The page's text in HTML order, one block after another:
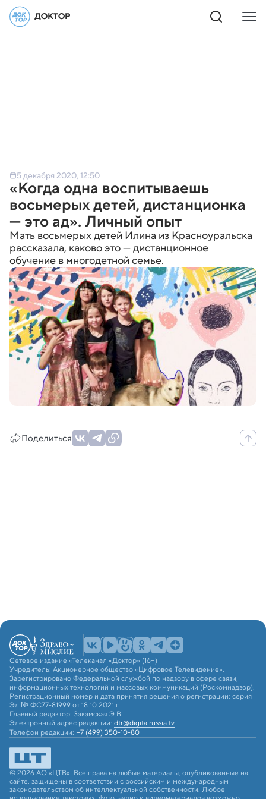
5 декабря 2020, 12:50
«Когда одна воспитываешь
восьмерых детей, дистанционка
— это ад». Личный опыт
Мать восьмерых детей Илина из Красноуральска
рассказала, каково это — дистанционное
обучение в многодетной семье.
Поделиться
Сетевое издание «Телеканал «Доктор» (16+)
Учредитель: Акционерное общество «Цифровое Телевидение».
Зарегистрировано Федеральной службой по надзору в сфере связи,
информационных технологий и массовых коммуникаций (Роскомнадзор).
Регистрационный номер и дата принятия решения о регистрации: серия
Эл № ФС77-81999 от 18.10.2021 г.
Главный редактор: Закамская Э.В.
Электронный адрес редакции: dtr@digitalrussia.tv
Телефон редакции: +7 (499) 350-10-80
© 2026 АО «ЦТВ». Все права на любые материалы, опубликованные на
сайте, защищены в соответствии с российским и международным
законодательством об интеллектуальной собственности. Любое